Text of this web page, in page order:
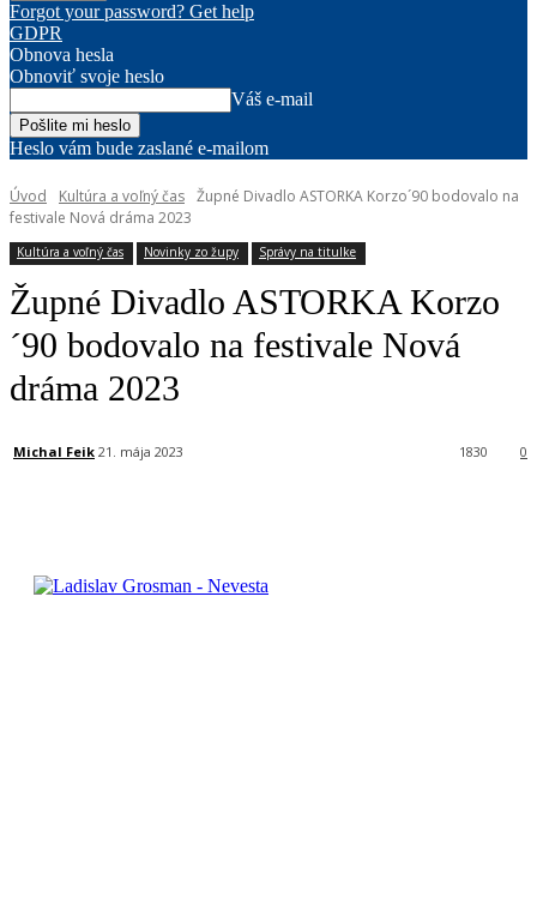
Forgot your password? Get help
GDPR
Obnova hesla
Obnoviť svoje heslo
Váš e-mail
Heslo vám bude zaslané e-mailom
Úvod Kultúra a voľný čas Župné Divadlo ASTORKA Korzo´90 bodovalo na
festivale Nová dráma 2023
Kultúra a voľný čas Novinky zo župy Správy na titulke
Župné Divadlo ASTORKA Korzo
´90 bodovalo na festivale Nová
dráma 2023
Michal Feik 21. mája 2023 0
1830